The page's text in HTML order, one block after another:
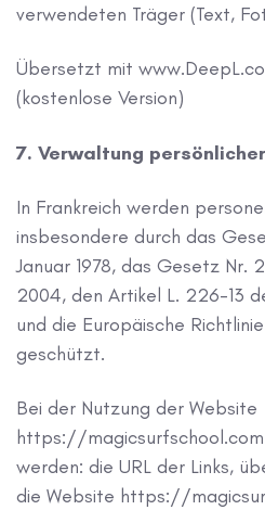
verwendeten Träger (Text,
Übersetzt mit
(kostenlose Version)
7. Verwaltung
In Frankreich werden
insbesondere durch das
Januar 1978, das Gesetz Nr.
2004, den Artikel L. 226-13
und die Europäische
geschützt.
Bei der Nutzung der Website
https://
werden: die URL der Links,
die Website https://